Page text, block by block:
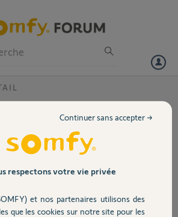
avec motorisation non
n'est pas Somfy. Est il possible de
somfy avec la Tahoma ?
respectons votre vie privée
et nos partenaires utilisons des
que les cookies sur notre site pour les
Continuer sans accepter →